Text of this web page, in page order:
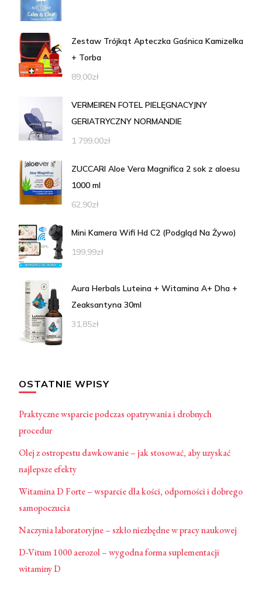
Zestaw Trójkąt Apteczka Gaśnica Kamizelka
+ Torba
89,00zł
VERMEIREN FOTEL PIELĘGNACYJNY
GERIATRYCZNY NORMANDIE
1 799,00zł
ZUCCARI Aloe Vera Magnifica 2 sok z aloesu
1000 ml
62,90zł
Mini Kamera Wifi Hd C2 (Podgląd Na Żywo)
199,99zł
Aura Herbals Luteina + Witamina A+ Dha +
Zeaksantyna 30ml
31,85zł
OSTATNIE WPISY
Praktyczne wsparcie podczas opatrywania i drobnych
procedur
Olej z ostropestu dawkowanie – jak stosować, aby uzyskać
najlepsze efekty
Witamina D Forte – wsparcie dla kości, odporności i dobrego
samopoczucia
Naczynia laboratoryjne – szkło niezbędne w pracy naukowej
D-Vitum 1000 aerozol – wygodna forma suplementacji
witaminy D